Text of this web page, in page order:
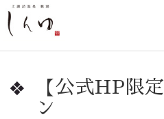
【公式HP限
ン